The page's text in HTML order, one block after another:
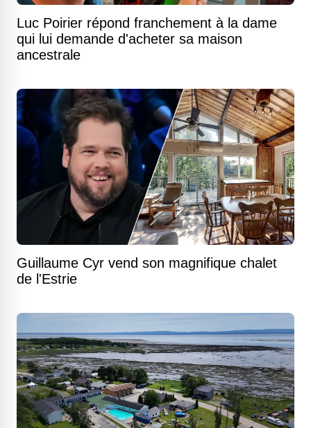
Luc Poirier répond franchement à la dame
qui lui demande d'acheter sa maison
ancestrale
Guillaume Cyr vend son magnifique chalet
de l'Estrie